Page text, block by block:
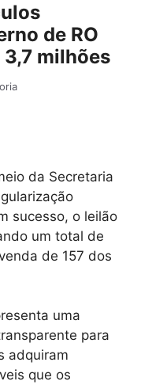
de RO
milhões
da Secretaria
sucesso, o leilão
um total de
de 157 dos
uma
para
adquiram
que os